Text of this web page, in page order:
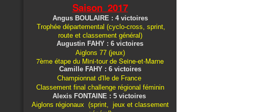
Saison 2017
Angus BOULAIRE : 4 victoires
Trophée départemental (cyclo-cross, sprint,
route et classement général)
Augustin FAHY : 6 victoires
Aiglons 77 (jeux)
7ème étape du Mini-tour de Seine-et-Marne
Camille FAHY : 6 victoires
Championnat d'Ile de France
Classement final challenge régional féminin
Alexis FONTAINE : 5 victoires
Aiglons régionaux (sprint, jeux et classement